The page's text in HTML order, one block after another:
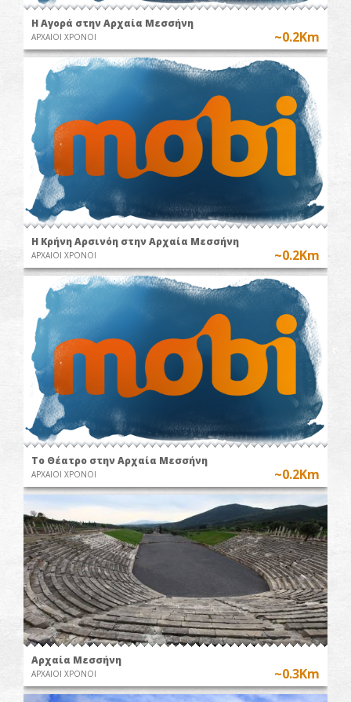
Η Αγορά στην Αρχαία Μεσσήνη
ΑΡΧΑΙΟΙ ΧΡΟΝΟΙ ~0.2Km
Η Κρήνη Αρσινόη στην Αρχαία Μεσσήνη
ΑΡΧΑΙΟΙ ΧΡΟΝΟΙ ~0.2Km
Το Θέατρο στην Αρχαία Μεσσήνη
ΑΡΧΑΙΟΙ ΧΡΟΝΟΙ ~0.2Km
Αρχαία Μεσσήνη
ΑΡΧΑΙΟΙ ΧΡΟΝΟΙ ~0.3Km